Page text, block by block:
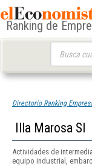
Ranking de
Directorio Ranking
Illa Marosa Sl
Actividades de
equipo industrial,